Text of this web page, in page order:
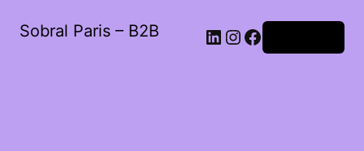
Sobral Paris – B2B LinkedIn
Instagram
Facebook